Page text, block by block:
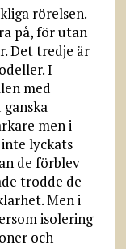
rörelsen.
på, för utan
Det tredje är
I
med
men i
lyckats
de förblev
trodde de
Men i
isolering
och